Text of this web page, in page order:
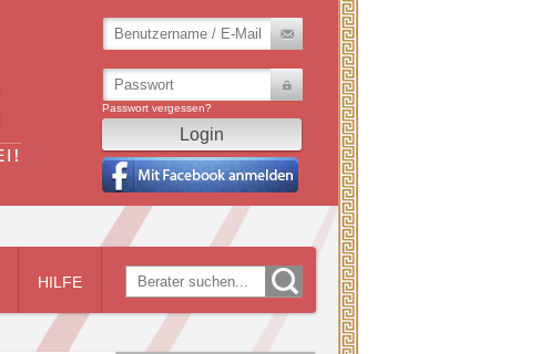
Passwort vergessen?
HILFE